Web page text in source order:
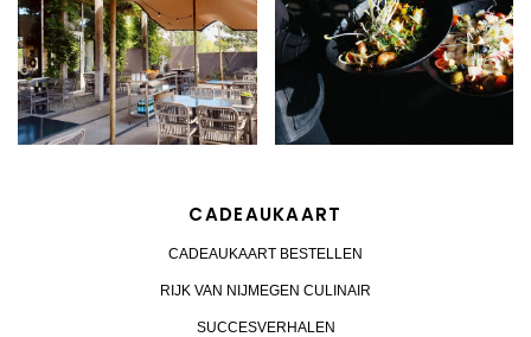
CADEAUKAART
CADEAUKAART BESTELLEN
RIJK VAN NIJMEGEN CULINAIR
SUCCESVERHALEN